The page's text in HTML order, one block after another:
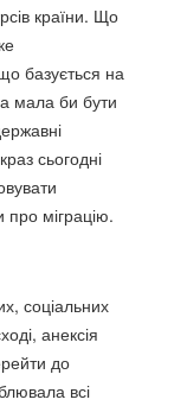
країни. Що
базується на
мала би бути
сьогодні
про міграцію.
соціальних
анексія
до
всі